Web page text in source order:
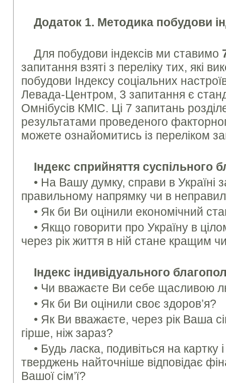
Додаток 1. Методика побудови
Для побудови індексів ми ставимо
запитання взяті з переліку тих, які
побудови Індексу соціальних
Левада-Центром, 3 запитання є
Омнібусів КМІС. Ці 7 запитань
результа­тами проведеного
можете ознайомитись із переліком
Індекс сприйняття суспільного
• На Вашу думку, справи в Українi
правильному напрямку чи в
• Як би Ви оцiнили економiчний
• Якщо говорити про Україну в
через рiк життя в ній стане кращим
Індекс індивідуального
• Чи вважаєте Ви себе щасливою
• Як би Ви оцінили своє здоров’я?
• Як Ви вважаєте, через рiк Ваша
гiрше, нiж зараз?
• Будь ласка, подивiться на картку
тверджень найточнiше вiдповiдає
Вашої сiм’ї?